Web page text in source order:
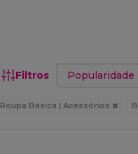
Filtros Classificar por
Roupa Básica | Acessórios